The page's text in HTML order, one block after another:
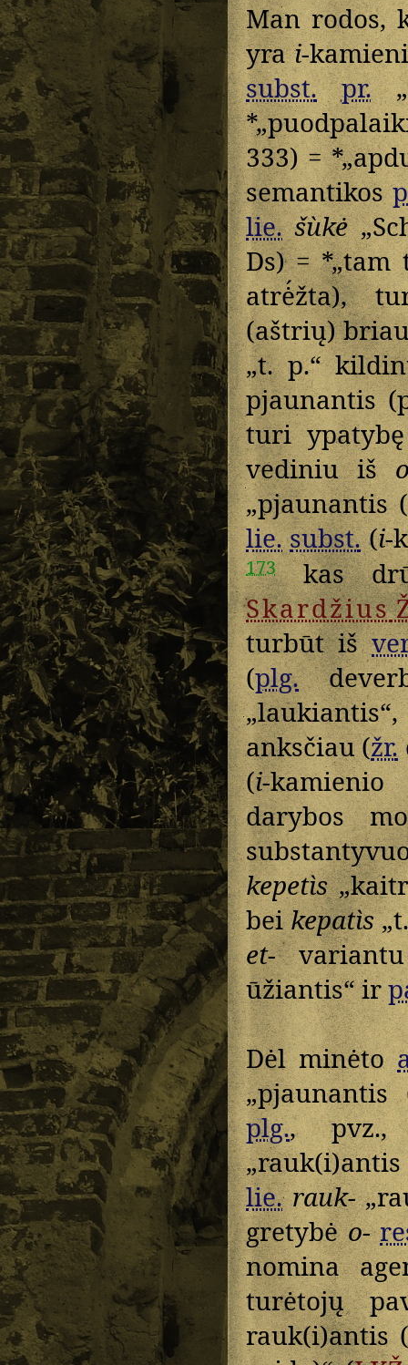
Man rodos,
yrai-
subst.
pr.
333) =
semantikos
lie. šùkė
Ds) =
atrė́žta),
(aštrių)
„t. p.“
pjaunantis
turi
vediniu iš
„pjaunantis
lie. subst.(i-
173kas
Skardžius
turbūt iš
(plg.
anksčiau (žr.
(i-
darybos
kepetìs
beikepatìs
et-
ūžiantis“ ir
Dėl minėto
„pjaunantis
plg.,
lie. rauk-
gretybėo-
nomina
turėtojų
rauk(i)antis (